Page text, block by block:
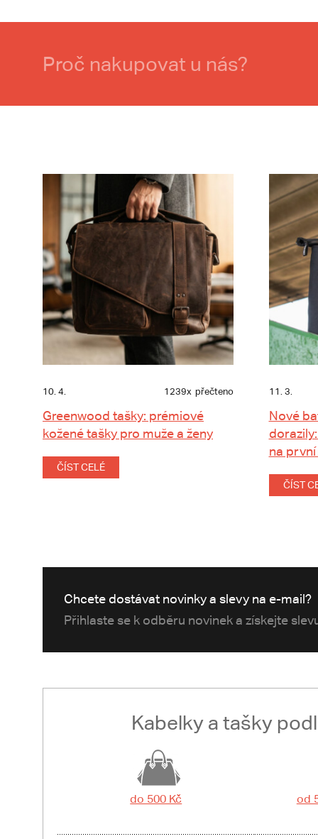
Proč nakupovat u nás?
10. 4. 1239x přečteno
Greenwood tašky: prémiové
kožené tašky pro muže a ženy
ČÍST CELÉ
11. 3.
Nové
na
ČÍST
Chcete dostávat novinky a slevy na e-mail?
Přihlaste se k odběru novinek a získejte
Kabelky a tašky
do 500 Kč od